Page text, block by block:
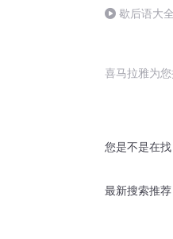
歇后语大全
喜马拉雅为
您是不是在找
最新搜索推荐